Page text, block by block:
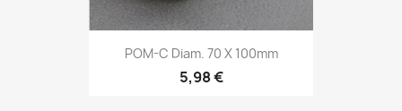
POM-C Diam. 70 X 100mm
5,98 €